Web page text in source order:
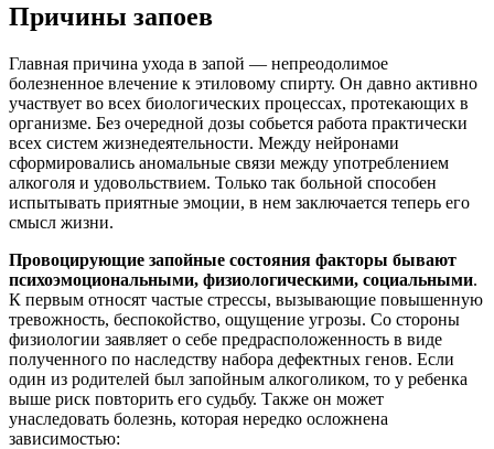
Причины запоев
Главная причина ухода в запой — непреодолимое
болезненное влечение к этиловому спирту. Он давно активно
участвует во всех биологических процессах, протекающих в
организме. Без очередной дозы собьется работа практически
всех систем жизнедеятельности. Между нейронами
сформировались аномальные связи между употреблением
алкоголя и удовольствием. Только так больной способен
испытывать приятные эмоции, в нем заключается теперь его
смысл жизни.
Провоцирующие запойные состояния факторы бывают
психоэмоциональными, физиологическими, социальными.
К первым относят частые стрессы, вызывающие повышенную
тревожность, беспокойство, ощущение угрозы. Со стороны
физиологии заявляет о себе предрасположенность в виде
полученного по наследству набора дефектных генов. Если
один из родителей был запойным алкоголиком, то у ребенка
выше риск повторить его судьбу. Также он может
унаследовать болезнь, которая нередко осложнена
зависимостью: